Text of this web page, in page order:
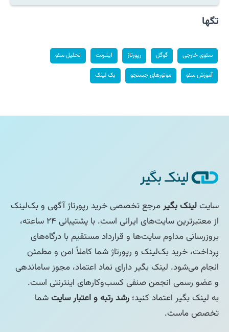
تگها
سئوی خارجی گوگل رپورتاژ اینترنت تحلیل سئو
آموزش سئو موتورهای جستجو بک لینک
سایتلینک بگیرمرجع تخصصی خرید رپورتاژ آگهی و بک‌لینک
از معتبرترین سایت‌های ایرانی است. با پشتیبانی ۲۴ ساعته،
بروزرسانی مداوم سایت‌ها و قرارداد مستقیم با درگاه‌های
پرداخت، خرید بک‌لینک و رپورتاژ شما کاملاً امن و مطمئن
انجام می‌شود. لینک بگیر دارای نماد اعتماد، مجوز ساماندهی
و عضو رسمی انجمن صنفی کسب‌وکارهای اینترنتی است.
به لینک بگیر اعتماد کنید؛ رشد رتبه و اعتبار سایتشما
تخصص ماست.